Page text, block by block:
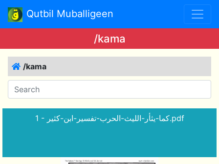
Qutbil Muballigeen
/kama
/kama
1 - كما-يثأر-الليث-الحرب-تفسير-ابن-كثير.pdf